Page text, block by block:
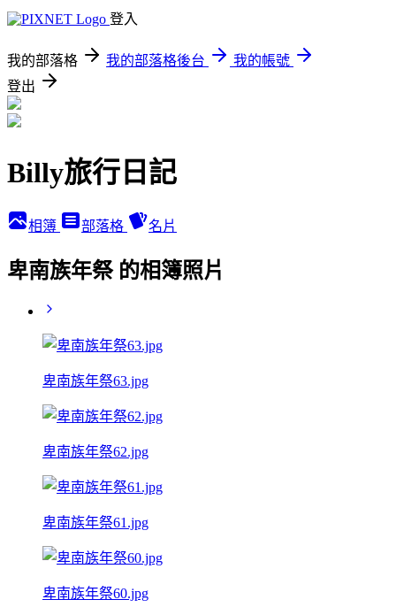
登入
我的部落格 我的部落格後台
我的帳號
登出
Billy旅行日記
相簿 部落格 名片
卑南族年祭 的相簿照片
卑南族年祭63.jpg
卑南族年祭62.jpg
卑南族年祭61.jpg
卑南族年祭60.jpg